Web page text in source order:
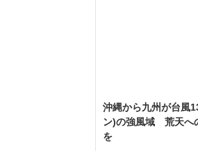
沖縄から九州が台風
ン)の強風域 荒天へ
を